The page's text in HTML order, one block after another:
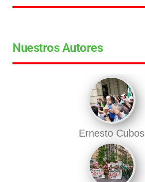
Nuestros Autores
Ernesto Cubos